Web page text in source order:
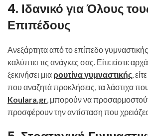
4. Ιδανικό για Όλους
Επιπέδους
Ανεξάρτητα από το επίπεδο
καλύπτει τις ανάγκες σας. Είτε είστε
ξεκινήσει μια ρουτίνα γυμναστικής,
που αναζητά προκλήσεις, τα λάστιχα
Koulara.gr, μπορούν να
προσφέρουν την αντίσταση που